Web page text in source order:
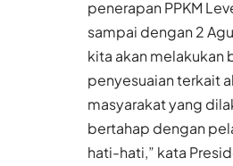
penerapan PPKM
sampai dengan 2
kita akan melakukan
penyesuaian terkait
masyarakat yang
bertahap dengan
hati-hati,” kata